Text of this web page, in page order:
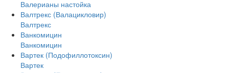
Валерианы настойка
Валтрекс (Валацикловир)
Валтрекс
Ванкомицин
Ванкомицин
Вартек (Подофиллотоксин)
Вартек